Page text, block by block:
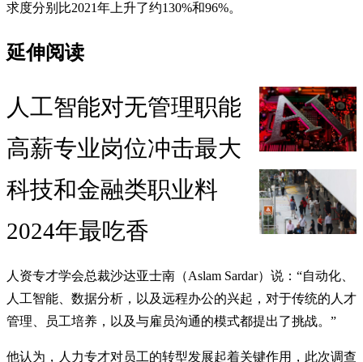
求度分别比2021年上升了约130%和96%。
延伸阅读
人工智能对无管理职能
高薪专业岗位冲击最大
科技和金融类职业料
2024年最吃香
人资专才学会总裁沙达亚士南（Aslam Sardar）说：“自动化、
人工智能、数据分析，以及远程办公的兴起，对于传统的人才
管理、员工培养，以及与雇员沟通的模式都提出了挑战。”
他认为，人力专才对员工的转型发展起着关键作用，此次调查